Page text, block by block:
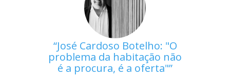
José Cardoso Botelho: "O
problema da habitação não
é a procura, é a oferta"